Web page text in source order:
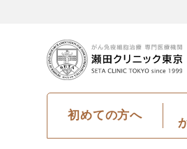
初めての方へ